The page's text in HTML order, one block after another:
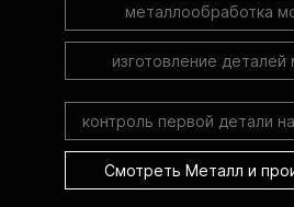
металлообработка
изготовление деталей
контроль первой детали
Смотреть Металл и